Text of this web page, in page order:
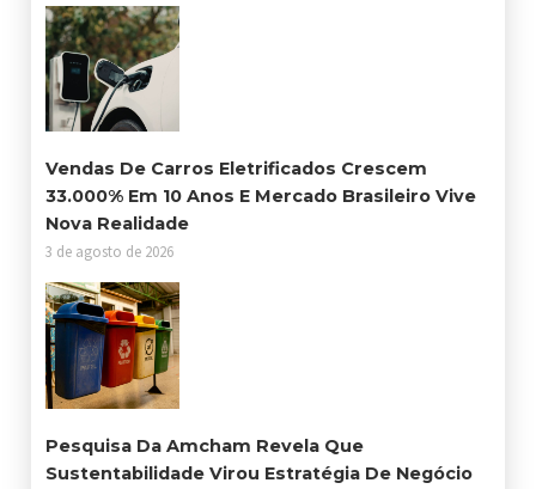
Vendas De Carros Eletrificados Crescem
33.000% Em 10 Anos E Mercado Brasileiro Vive
Nova Realidade
3 de agosto de 2026
Pesquisa Da Amcham Revela Que
Sustentabilidade Virou Estratégia De Negócio